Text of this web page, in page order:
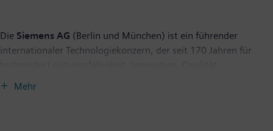
Die Siemens AG (Berlin und München) ist ein führender
internationaler Technologiekonzern, der seit 170 Jahren für
Mehr